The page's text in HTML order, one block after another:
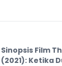
Sinopsis Film
(2021): Ketika